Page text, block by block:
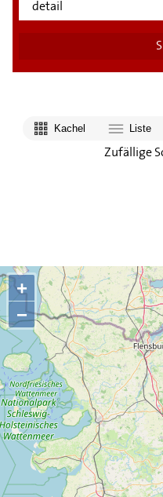
Kachel Liste
+
−